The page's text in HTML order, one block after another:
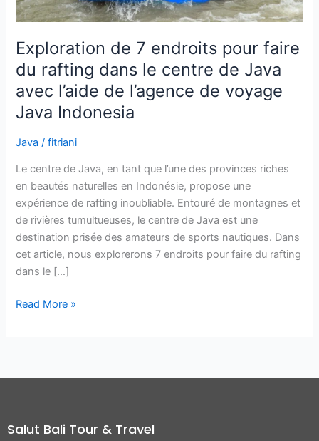
Exploration de 7 endroits pour faire
du rafting dans le centre de Java
avec l’aide de l’agence de voyage
Java Indonesia
Java /fitriani
Le centre de Java, en tant que l’une des provinces riches
en beautés naturelles en Indonésie, propose une
expérience de rafting inoubliable. Entouré de montagnes et
de rivières tumultueuses, le centre de Java est une
destination prisée des amateurs de sports nautiques. Dans
cet article, nous explorerons 7 endroits pour faire du rafting
dans le […]
centre
Java
avec
l’aide
de
l’agence
voyage
Java
Indonesia
Read More »
Salut Bali Tour & Travel